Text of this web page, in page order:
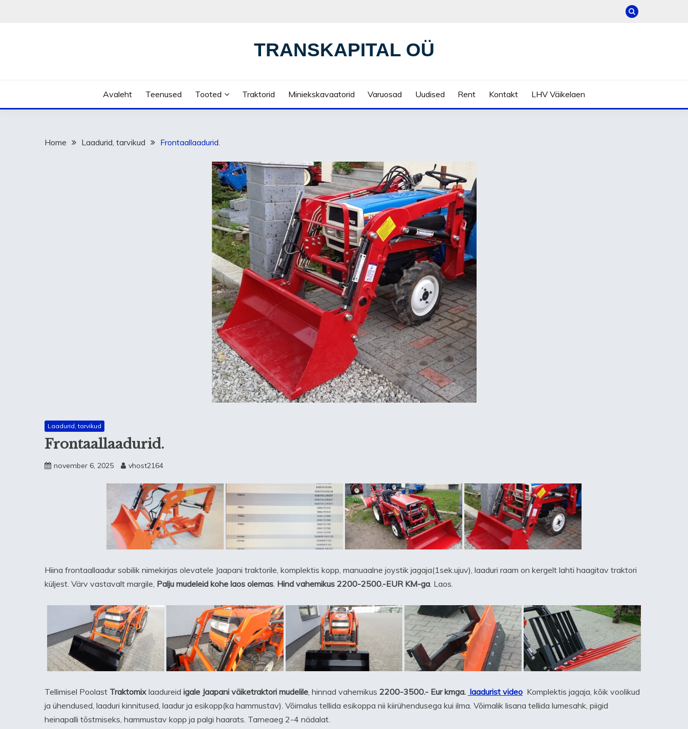
TRANSKAPITAL OÜ
Avaleht Teenused Tooted Traktorid Miniekskavaatorid Varuosad Uudised Rent Kontakt LHV Väikelaen
Home Laadurid, tarvikud Frontaallaadurid.
Laadurid, tarvikud
Frontaallaadurid.
november 6, 2025 vhost2164
Hiina frontaallaadur sobilik nimekirjas olevatele Jaapani traktorile, komplektis kopp, manuaalne joystik jagaja(1sek.ujuv), laaduri raam on kergelt lahti haagitav traktori
küljest. Värv vastavalt margile, Palju mudeleid kohe laos olemas. Hind vahemikus 2200-2500.-EUR KM-ga. Laos.
Tellimisel Poolast Traktomix laadureid igale Jaapani väiketraktori mudelile, hinnad vahemikus 2200-3500.- Eur kmga. laadurist video Komplektis jagaja, kõik voolikud
ja ühendused, laaduri kinnitused, laadur ja esikopp(ka hammustav). Võimalus tellida esikoppa nii kiirühendusega kui ilma. Võimalik lisana tellida lumesahk, piigid
heinapalli tõstmiseks, hammustav kopp ja palgi haarats. Tarneaeg 2-4 nädalat.